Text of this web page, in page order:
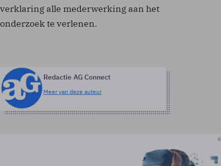
verklaring alle mederwerking aan het
onderzoek te verlenen.
Redactie AG Connect
Meer van deze auteur